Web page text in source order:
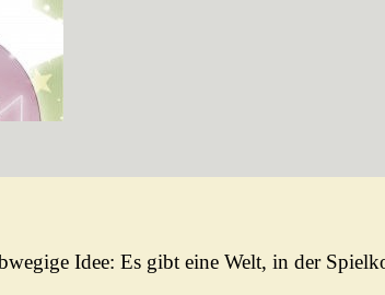
Idee: Es gibt eine Welt, in der